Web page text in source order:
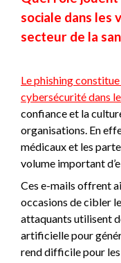
sociale dans les
secteur de la
Le phishing
cybersécurité dans
confiance et la
organisations. En
médicaux et les
volume important
Ces e-mails offrent
occasions de cibler
attaquants utilisent
artificielle pour
rend difficile pour